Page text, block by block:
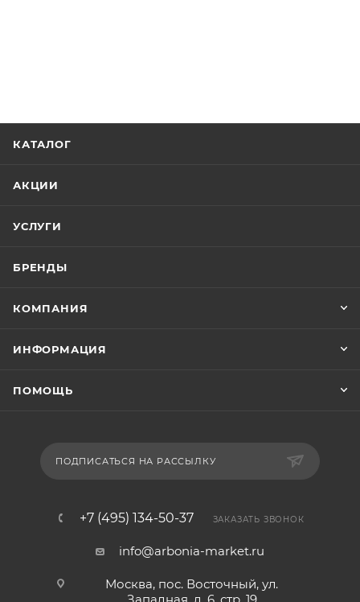
КАТАЛОГ
АКЦИИ
УСЛУГИ
БРЕНДЫ
КОМПАНИЯ
ИНФОРМАЦИЯ
ПОМОЩЬ
ПОДПИСАТЬСЯ НА РАССЫЛКУ
+7 (495) 134-50-37 ЗАКАЗАТЬ ЗВОНОК
info@arbonia-market.ru
Москва, пос. Восточный, ул.